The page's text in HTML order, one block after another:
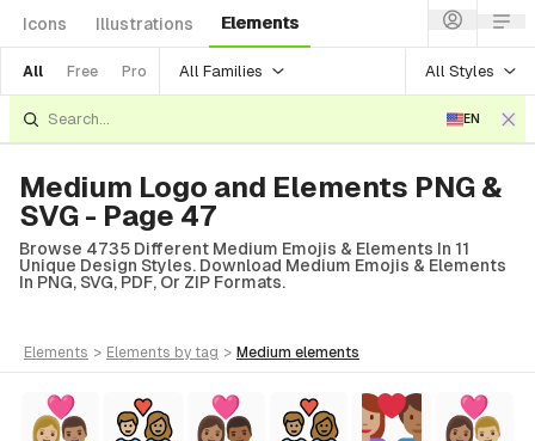
Icons Illustrations Elements
All Free Pro All Families All Styles
EN
Medium Logo and Elements PNG &
SVG - Page 47
Browse 4735 Different Medium Emojis & Elements In 11
Unique Design Styles. Download Medium Emojis & Elements
In PNG, SVG, PDF, Or ZIP Formats.
elements > elements by tag > medium elements